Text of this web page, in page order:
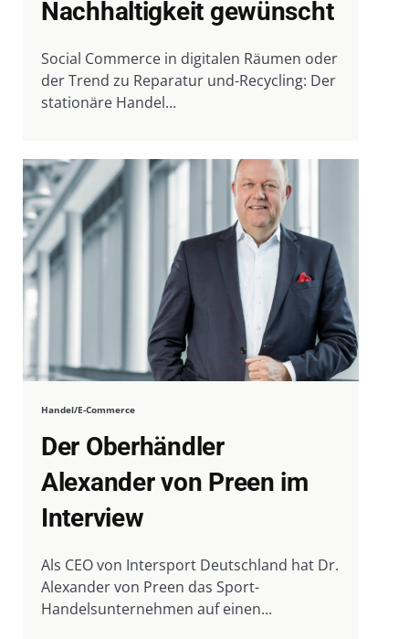
Nachhaltigkeit gewünscht
Social Commerce in digitalen Räumen oder
der Trend zu Reparatur und-Recycling: Der
stationäre Handel...
Handel/E-Commerce
Der Oberhändler
Alexander von Preen im
Interview
Als CEO von Intersport Deutschland hat Dr.
Alexander von Preen das Sport-
Handelsunternehmen auf einen...